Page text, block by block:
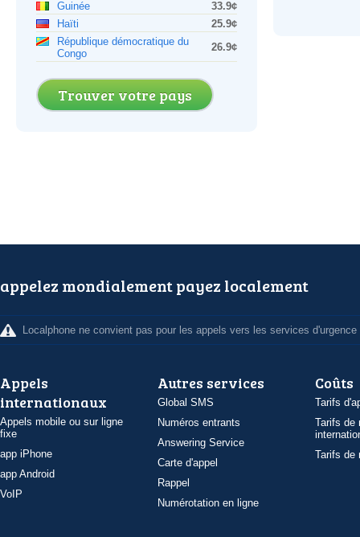
Guinée
33.9¢
Haïti
25.9¢
République démocratique du
Congo
26.9¢
Trouver votre pays
appelez mondialement payez localement
Localphone ne convient pas pour les appels vers les services d'urgence
Appels
internationaux
Appels mobile ou sur ligne
fixe
app iPhone
app Android
VoIP
Autres services
Global SMS
Numéros entrants
Answering Service
Carte d'appel
Rappel
Numérotation en ligne
Coûts
Tarifs
Tarifs de
Tarifs de